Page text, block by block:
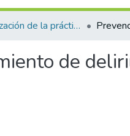
Estandarización de la práctica clínica
de